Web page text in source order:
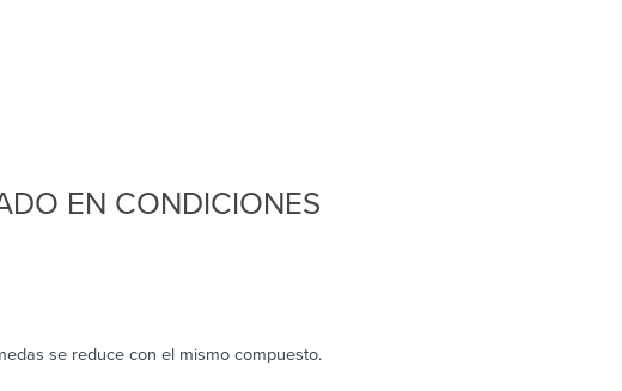
EN CONDICIONES
se reduce con el mismo compuesto.